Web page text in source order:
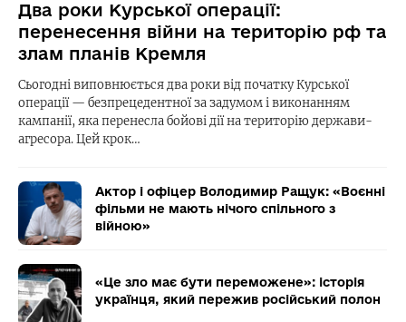
Два роки Курської операції:
перенесення війни на територію рф та
злам планів Кремля
Сьогодні виповнюється два роки від початку Курської
операції — безпрецедентної за задумом і виконанням
кампанії, яка перенесла бойові дії на територію держави-
агресора. Цей крок…
Актор і офіцер Володимир Ращук: «Воєнні
фільми не мають нічого спільного з
війною»
«Це зло має бути переможене»: історія
українця, який пережив російський полон